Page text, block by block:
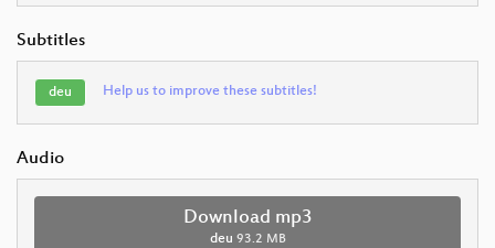
Subtitles
deu Help us to improve these subtitles!
Audio
Download mp3
deu 93.2 MB